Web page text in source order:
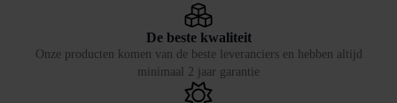
De beste kwaliteit
Onze producten komen van de beste leveranciers en hebben altijd
minimaal 2 jaar garantie